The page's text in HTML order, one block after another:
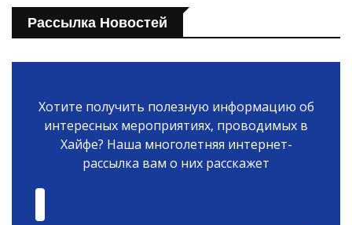
Рассылка Новостей
Хотите получить полезную информацию об
интересных мероприятиях, проводимых в
Хайфе? Наша многолетняя интернет-
рассылка вам о них расскажет